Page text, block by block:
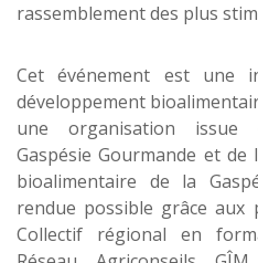
rassemblement des plus
Cet événement est une
développement
une organisation issue
Gaspésie Gourmande et
bioalimentaire de la
rendue possible grâce aux
Collectif régional en